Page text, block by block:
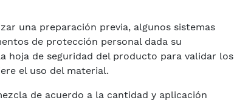
una preparación previa, algunos sistemas
de protección personal dada su
hoja de seguridad del producto para validar los
el uso del material.
de acuerdo a la cantidad y aplicación